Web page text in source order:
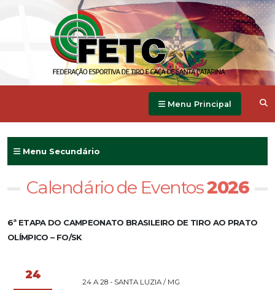
Menu Principal
Menu Secundário
Calendário de Eventos2026
6ª ETAPA DO CAMPEONATO BRASILEIRO DE TIRO AO PRATO
OLÍMPICO – FO/SK
24
24 A 28 - SANTA LUZIA / MG